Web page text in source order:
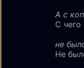
А с
С чего
не
Не